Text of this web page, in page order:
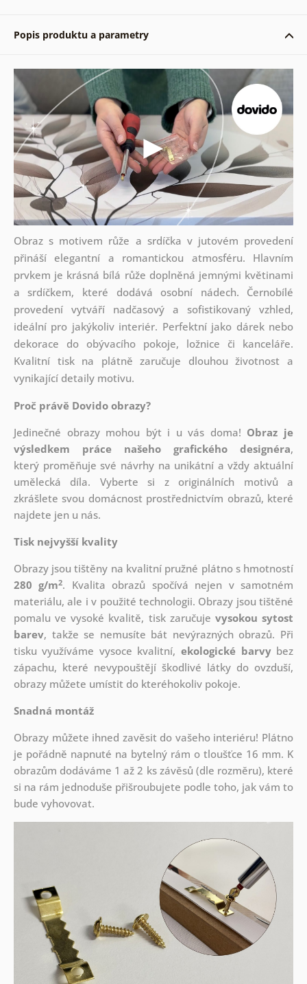
Popis produktu a parametry
Obraz s motivem růže a srdíčka v jutovém provedení
přináší elegantní a romantickou atmosféru. Hlavním
prvkem je krásná bílá růže doplněná jemnými květinami
a srdíčkem, které dodává osobní nádech. Černobílé
provedení vytváří nadčasový a sofistikovaný vzhled,
ideální pro jakýkoliv interiér. Perfektní jako dárek nebo
dekorace do obývacího pokoje, ložnice či kanceláře.
Kvalitní tisk na plátně zaručuje dlouhou životnost a
vynikající detaily motivu.
Proč právě Dovido obrazy?
Jedinečné obrazy mohou být i u vás doma! Obraz je
výsledkem práce našeho grafického designéra,
který proměňuje své návrhy na unikátní a vždy aktuální
umělecká díla. Vyberte si z originálních motivů a
zkrášlete svou domácnost prostřednictvím obrazů, které
najdete jen u nás.
Tisk nejvyšší kvality
Obrazy jsou tištěny na kvalitní pružné plátno s hmotností
280 g/m2. Kvalita obrazů spočívá nejen v samotném
materiálu, ale i v použité technologii. Obrazy jsou tištěné
pomalu ve vysoké kvalitě, tisk zaručuje vysokou sytost
barev, takže se nemusíte bát nevýrazných obrazů. Při
tisku využíváme vysoce kvalitní,ekologické barvybez
zápachu, které nevypouštějí škodlivé látky do ovzduší,
obrazy můžete umístit do kteréhokoliv pokoje.
Snadná montáž
Obrazy můžete ihned zavěsit do vašeho interiéru! Plátno
je pořádně napnuté na bytelný rám o tloušťce 16 mm. K
obrazům dodáváme 1 až 2 ks závěsů (dle rozměru), které
si na rám jednoduše přišroubujete podle toho, jak vám to
bude vyhovovat.